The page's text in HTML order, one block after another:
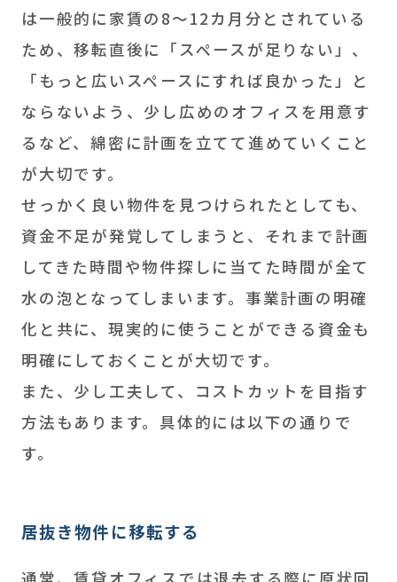
は一般的に家賃の8～12カ月分とされている
ため、移転直後に「スペースが足りない」、
「もっと広いスペースにすれば良かった」と
ならないよう、少し広めのオフィスを用意す
るなど、綿密に計画を立てて進めていくこと
が大切です。
せっかく良い物件を見つけられたとしても、
資金不足が発覚してしまうと、それまで計画
してきた時間や物件探しに当てた時間が全て
水の泡となってしまいます。事業計画の明確
化と共に、現実的に使うことができる資金も
明確にしておくことが大切です。
また、少し工夫して、コストカットを目指す
方法もあります。具体的には以下の通りで
す。
居抜き物件に移転する